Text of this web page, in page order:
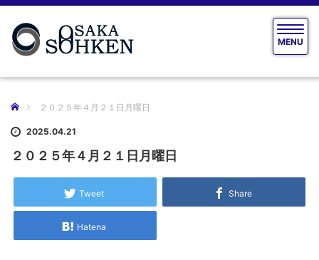
T
o
g
MENU
ホーム ２０２５年４月２１日月曜日
2025.04.21
２０２５年４月２１日月曜日
Tweet Share
Hatena